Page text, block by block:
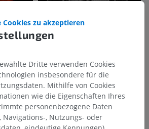
zu akzeptieren
Dritte verwenden Cookies
insbesondere für die
Mithilfe von Cookies
wie die Eigenschaften Ihres
personenbezogene Daten
Navigations-, Nutzungs- oder